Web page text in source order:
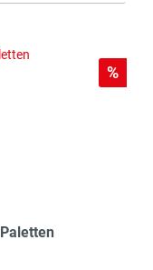
Rabatt
%